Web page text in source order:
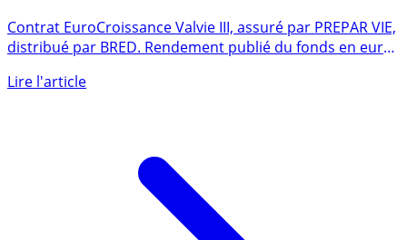
BRED (VALVIE III)
Contrat EuroCroissance Valvie III, assuré par PREPAR VIE,
distribué par BRED. Rendement publié du fonds en euros